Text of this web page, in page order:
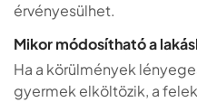
érvényesülhet.
Mikor módosítható a
Ha a körülmények
gyermek elköltözik, a